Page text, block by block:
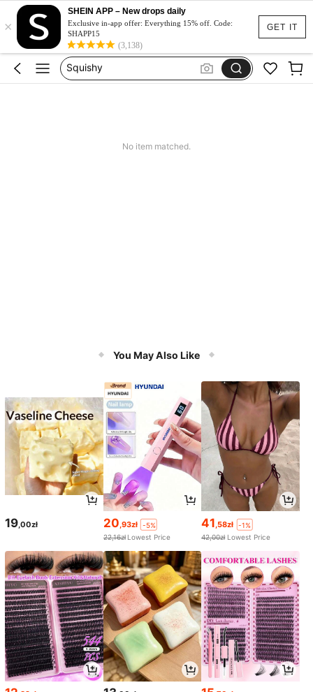
GET IT
×
SHEIN APP – New drops daily
Exclusive in-app offer: Everything 15% off. Code:
SHAPP15
(3,138)
Dluga Letnia Sukienka
Squishy
Set 2 Piece Set Women
No item matched.
You May Also Like
19 ,00zł 20 ,93zł
-5%
22,16zł Lowest Price
41 ,58zł
-1%
42,00zł Lowest Price